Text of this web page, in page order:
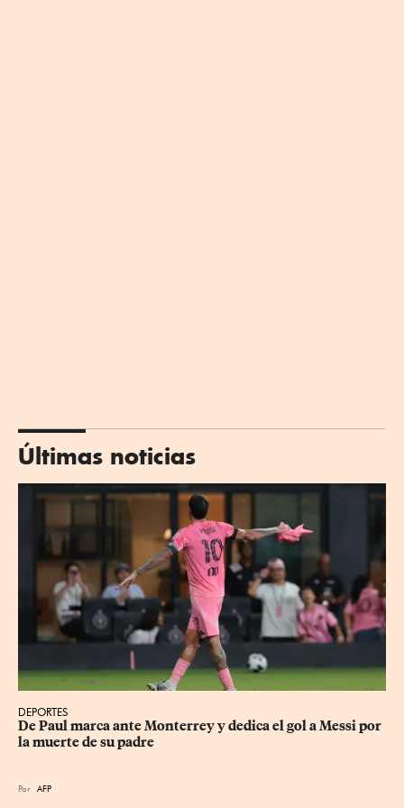
Últimas noticias
DEPORTES
De Paul marca ante Monterrey y dedica el gol a Messi por
la muerte de su padre
Por AFP